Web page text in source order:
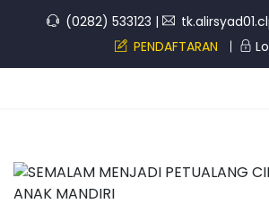
(0282) 533123 |
PENDAFTARAN